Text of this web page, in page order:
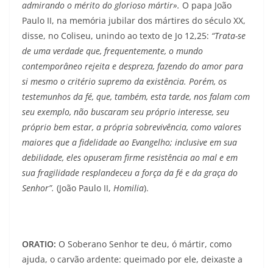
admirando o mérito do glorioso mártir». O papa João
Paulo II, na memória jubilar dos mártires do século XX,
disse, no Coliseu, unindo ao texto de Jo 12,25: “Trata-se
de uma verdade que, frequen­temente, o mundo
contemporâneo rejeita e despreza, fazendo do amor para
si mesmo o critério supremo da existência. Porém, os
testemunhos da fé, que, também, esta tarde, nos falam com
seu exemplo, não buscaram seu próprio interesse, seu
próprio bem estar, a própria sobrevivência, como valores
maiores que a fidelidade ao Evangelho; inclusive em sua
debilidade, eles opuseram firme resistência ao mal e em
sua fragilidade resplandeceu a força da fé e da graça do
Senhor”. (João Paulo II, Homilia).
ORATIO: O Soberano Senhor te deu, ó mártir, como
ajuda, o carvão ardente: queimado por ele, deixaste a